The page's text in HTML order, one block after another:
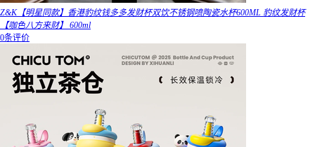
Z&K【明星同款】香港豹纹钱多多发财杯双饮不锈钢喷陶瓷水杯600ML 豹纹发财杯
【咖色八方来财】 600ml
0条评价